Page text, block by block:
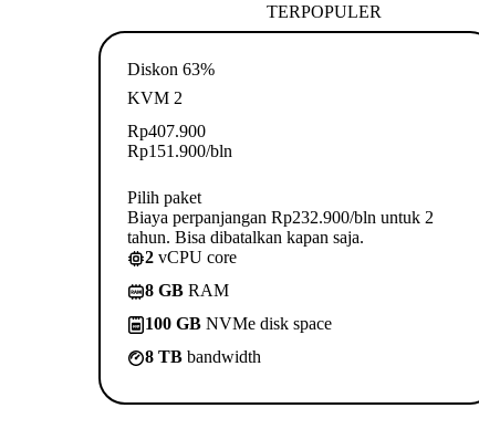
TERPOPULER
Diskon 63%
KVM 2
Rp407.900
Rp151.900/bln
Pilih paket
Biaya perpanjangan Rp232.900/bln untuk 2
tahun. Bisa dibatalkan kapan saja.
2 vCPU core
8 GB RAM
100 GB NVMe disk space
8 TB bandwidth